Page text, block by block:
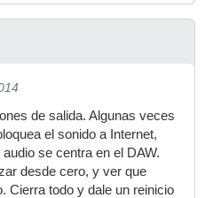
de salida. Algunas veces
el sonido a Internet,
se centra en el DAW.
desde cero, y ver que
Cierra todo y dale un reinicio